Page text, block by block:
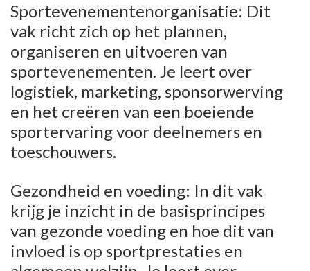
Sportevenementenorganisatie: Dit
vak richt zich op het plannen,
organiseren en uitvoeren van
sportevenementen. Je leert over
logistiek, marketing, sponsorwerving
en het creëren van een boeiende
sportervaring voor deelnemers en
toeschouwers.
Gezondheid en voeding: In dit vak
krijg je inzicht in de basisprincipes
van gezonde voeding en hoe dit van
invloed is op sportprestaties en